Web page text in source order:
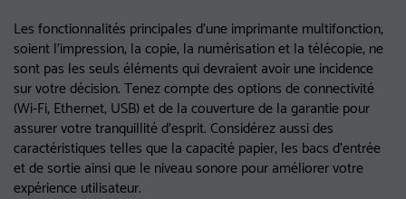
Les fonctionnalités principales d'une imprimante multifonction,
soient l'impression, la copie, la numérisation et la télécopie, ne
sont pas les seuls éléments qui devraient avoir une incidence
sur votre décision. Tenez compte des options de connectivité
(Wi-Fi, Ethernet, USB) et de la couverture de la garantie pour
assurer votre tranquillité d'esprit. Considérez aussi des
caractéristiques telles que la capacité papier, les bacs d'entrée
et de sortie ainsi que le niveau sonore pour améliorer votre
expérience utilisateur.